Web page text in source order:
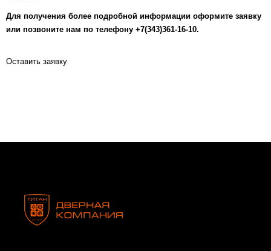
Для получения более подробной информации оформите заявку
или позвоните нам по телефону +7(343)361-16-10.
Оставить заявку